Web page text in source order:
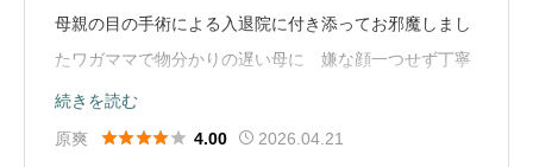
母親の目の手術による入退院に付き添ってお邪魔しまし
たワガママで物分かりの遅い母に 嫌な顔一つせず丁寧
に接していただき ありがたくも申し訳なかったです丁
寧な対応 ありがとうございました（Google Mapから
続きを読む
原爽
 4.00 2026.04.21